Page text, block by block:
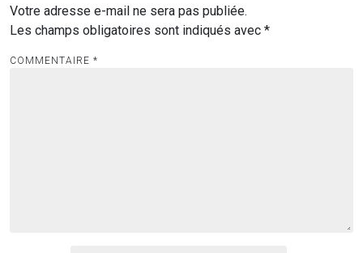
Votre adresse e-mail ne sera pas publiée.
Les champs obligatoires sont indiqués avec *
COMMENTAIRE *